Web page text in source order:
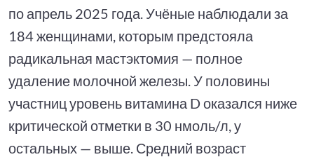
по апрель 2025 года. Учёные наблюдали за
184 женщинами, которым предстояла
радикальная мастэктомия — полное
удаление молочной железы. У половины
участниц уровень витамина D оказался ниже
критической отметки в 30 нмоль/л, у
остальных — выше. Средний возраст